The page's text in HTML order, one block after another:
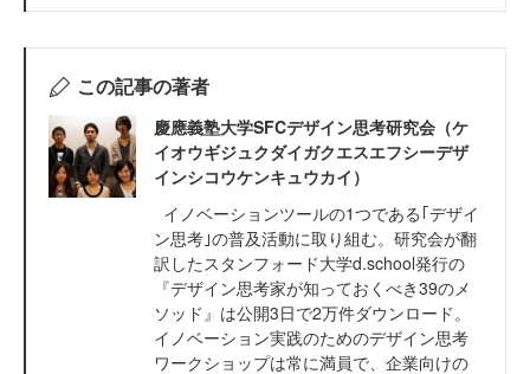
この記事の著者
慶應義塾大学SFCデザイン思考研究会（ケ
イオウギジュクダイガクエスエフシーデザ
インシコウケンキュウカイ）
イノベーションツールの1つである｢デザイ
ン思考｣の普及活動に取り組む。研究会が翻
訳したスタンフォード大学d.school発行の
『デザイン思考家が知っておくべき39のメ
ソッド』は公開3日で2万件ダウンロード。
イノベーション実践のためのデザイン思考
ワークショップは常に満員で、企業向けの